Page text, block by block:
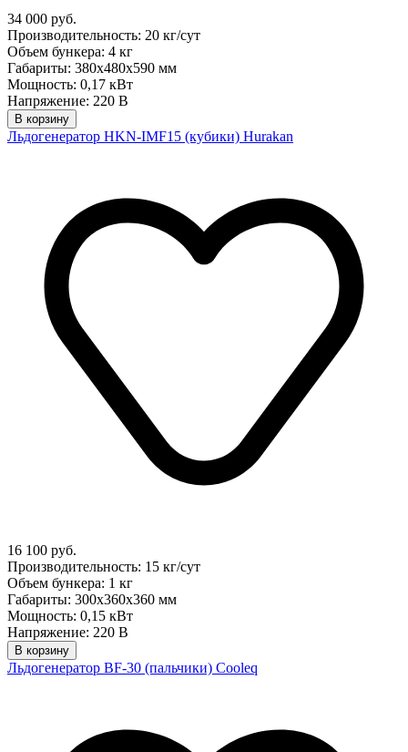
34 000 руб.
Производительность: 20 кг/сут
Объем бункера: 4 кг
Габариты: 380х480х590 мм
Мощность: 0,17 кВт
Напряжение: 220 В
В корзину
Льдогенератор HKN-IMF15 (кубики) Hurakan
16 100 руб.
Производительность: 15 кг/сут
Объем бункера: 1 кг
Габариты: 300х360х360 мм
Мощность: 0,15 кВт
Напряжение: 220 В
В корзину
Льдогенератор BF-30 (пальчики) Cooleq